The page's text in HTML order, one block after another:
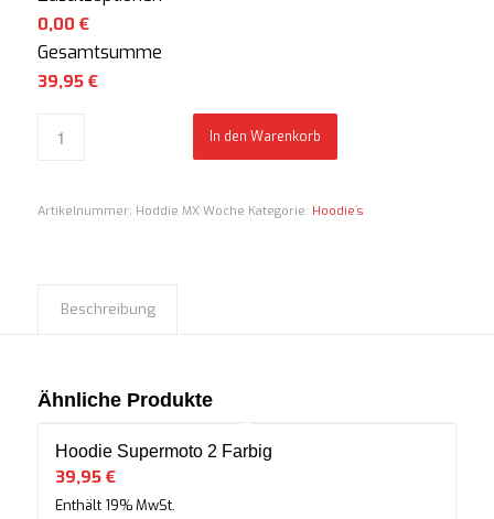
0,00 €
Gesamtsumme
39,95 €
In den Warenkorb
Artikelnummer: Hoddie MX Woche Kategorie: Hoodie´s
Beschreibung
Ähnliche Produkte
Hoodie Supermoto 2 Farbig
39,95 €
Enthält 19% MwSt.